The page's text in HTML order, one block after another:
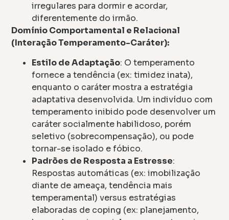
irregulares para dormir e acordar,
diferentemente do irmão.
Domínio Comportamental e Relacional
(Interação Temperamento-Caráter):
Estilo de Adaptação: O temperamento
fornece a tendência (ex: timidez inata),
enquanto o caráter mostra a estratégia
adaptativa desenvolvida. Um indivíduo com
temperamento inibido pode desenvolver um
caráter socialmente habilidoso, porém
seletivo (sobrecompensação), ou pode
tornar-se isolado e fóbico.
Padrões de Resposta a Estresse:
Respostas automáticas (ex: imobilização
diante de ameaça, tendência mais
temperamental) versus estratégias
elaboradas de coping (ex: planejamento,